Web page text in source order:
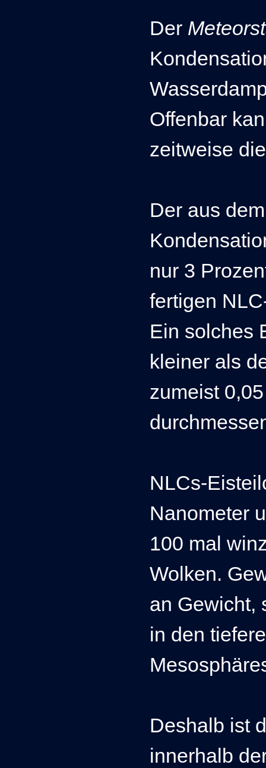
Der
Offenbar
zeitweise
Der aus
nur 3
fertigen
Ein solches
kleiner als
zumeist
NLCs-
Nanometer
100 mal
Wolken.
an Gewicht,
in den
Deshalb ist
innerhalb